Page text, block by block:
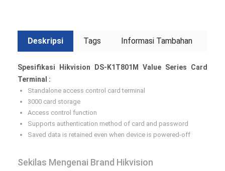
Deskripsi Tags Informasi Tambahan
Spesifikasi Hikvision DS-K1T801M Value Series Card
Terminal :
Standalone access control card terminal
3000 card storage
Access control function
Supports authentication method of card and password
Saved data is retained even when device is powered-off
Sekilas Mengenai Brand Hikvision